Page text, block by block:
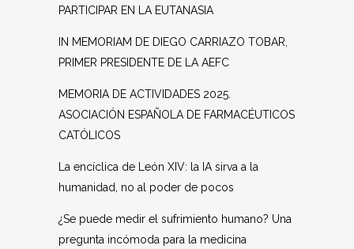
PARTICIPAR EN LA EUTANASIA
IN MEMORIAM DE DIEGO CARRIAZO TOBAR,
PRIMER PRESIDENTE DE LA AEFC
MEMORIA DE ACTIVIDADES 2025.
ASOCIACIÓN ESPAÑOLA DE FARMACÉUTICOS
CATÓLICOS
La encíclica de León XIV: la IA sirva a la
humanidad, no al poder de pocos
¿Se puede medir el sufrimiento humano? Una
pregunta incómoda para la medicina